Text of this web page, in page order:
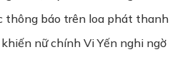
thông báo trên loa phát thanh
nữ chính Vi Yến nghi ngờ